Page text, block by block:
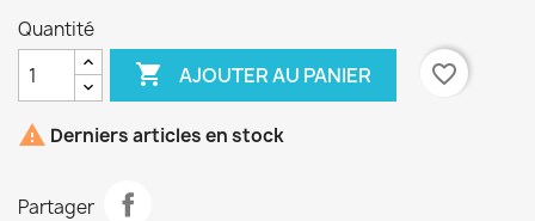
Quantité
 AJOUTER AU PANIER favorite_border
 Derniers articles en stock
Partager